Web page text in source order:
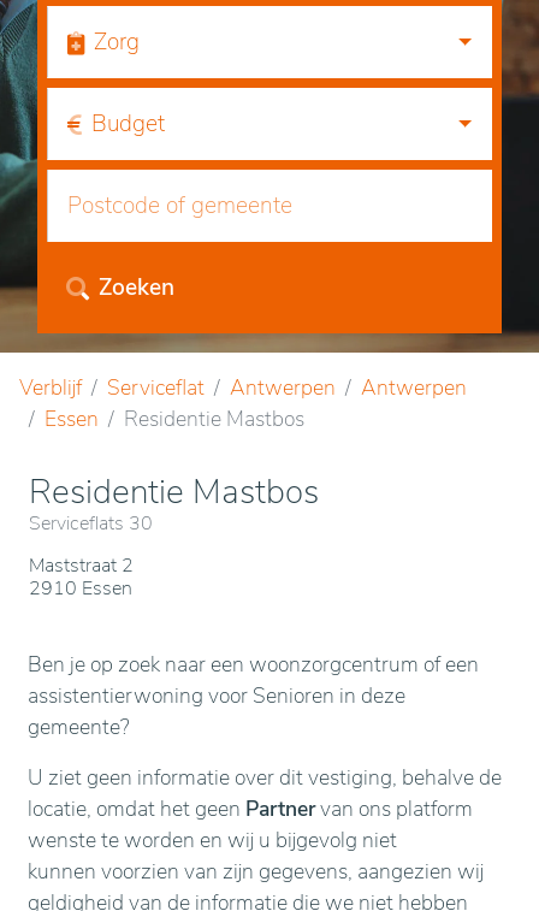
Zorg
Budget
Zoeken
Verblijf Serviceflat Antwerpen
Antwerpen
Essen
Residentie Mastbos
Residentie Mastbos
Serviceflats 30
Maststraat 2
2910 Essen
Ben je op zoek naar een woonzorgcentrum of een
assistentierwoning voor Senioren in deze
gemeente?
U ziet geen informatie over dit vestiging, behalve de
locatie, omdat het geen Partnervan ons platform
wenste te worden en wij u bijgevolg niet
kunnen voorzien van zijn gegevens, aangezien wij
geldigheid van de informatie die we niet hebben